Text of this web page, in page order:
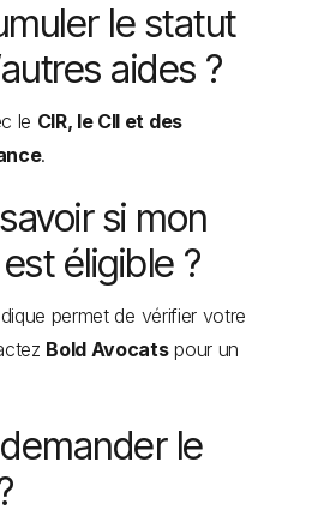
le statut
aides ?
le CIR, le CII et des
.
si mon
éligible ?
permet de vérifier votre
Bold Avocatspour un
le